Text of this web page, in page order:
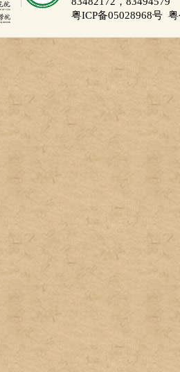
粤ICP备05028968号